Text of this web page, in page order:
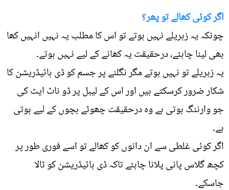
اگر کوئی کھالے تو پھر؟
چونکہ یہ زہریلے نہیں ہوتے تو اس کا مطلب یہ نہیں انہیں کھا
بھی لینا چاہئے، درحقیقت یہ کھانے کے لیے نہیں ہوتے۔
یہ زہریلے تو نہیں ہوتے مگر نگلنے پر جسم کو ڈی ہائیڈریشن کا
شکار ضرور کرسکتے ہیں اور اس کے لیبل پر ڈو ناٹ ایٹ کی
جو وارننگ ہوتی ہے وہ درحقیقت چھوٹے بچوں کے لیے ہوتی
ہے۔
اگر کوئی غلطی سے ان دانوں کو کھالے تو اسے فوری طور پر
کچھ گلاس پانی پلانا چاہئے تاکہ ڈی ہائیڈریشن کو ٹالا
جاسکے۔